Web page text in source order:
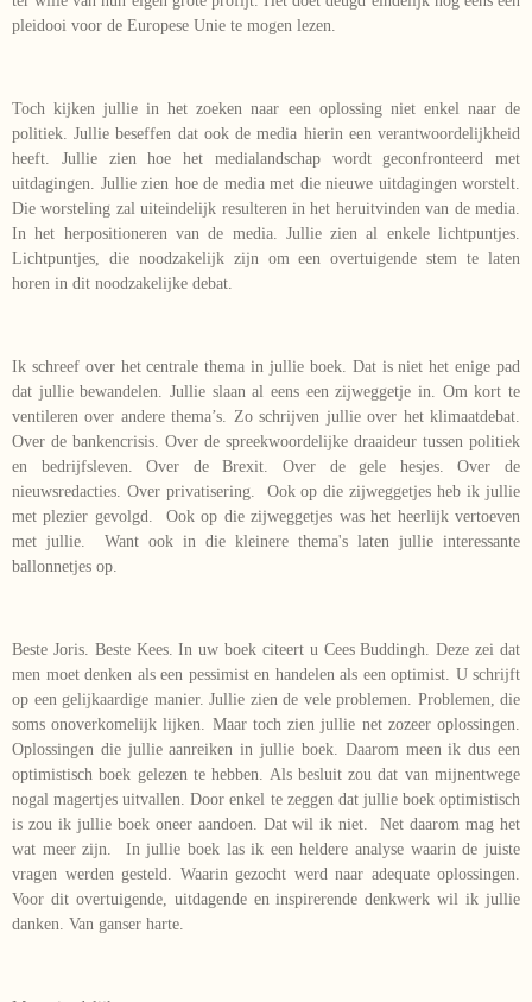
pleidooi voor de Europese Unie te mogen lezen.
Toch kijken jullie in het zoeken naar een oplossing niet enkel naar de
politiek. Jullie beseffen dat ook de media hierin een verantwoordelijkheid
heeft. Jullie zien hoe het medialandschap wordt geconfronteerd met
uitdagingen. Jullie zien hoe de media met die nieuwe uitdagingen worstelt.
Die worsteling zal uiteindelijk resulteren in het heruitvinden van de media.
In het herpositioneren van de media. Jullie zien al enkele lichtpuntjes.
Lichtpuntjes, die noodzakelijk zijn om een overtuigende stem te laten
horen in dit noodzakelijke debat.
Ik schreef over het centrale thema in jullie boek. Dat is niet het enige pad
dat jullie bewandelen. Jullie slaan al eens een zijweggetje in. Om kort te
ventileren over andere thema’s. Zo schrijven jullie over het klimaatdebat.
Over de bankencrisis. Over de spreekwoordelijke draaideur tussen politiek
en bedrijfsleven. Over de Brexit. Over de gele hesjes. Over de
nieuwsredacties. Over privatisering. Ook op die zijweggetjes heb ik jullie
met plezier gevolgd. Ook op die zijweggetjes was het heerlijk vertoeven
met jullie. Want ook in die kleinere thema's laten jullie interessante
ballonnetjes op.
Beste Joris. Beste Kees. In uw boek citeert u Cees Buddingh. Deze zei dat
men moet denken als een pessimist en handelen als een optimist. U schrijft
op een gelijkaardige manier. Jullie zien de vele problemen. Problemen, die
soms onoverkomelijk lijken. Maar toch zien jullie net zozeer oplossingen.
Oplossingen die jullie aanreiken in jullie boek. Daarom meen ik dus een
optimistisch boek gelezen te hebben. Als besluit zou dat van mijnentwege
nogal magertjes uitvallen. Door enkel te zeggen dat jullie boek optimistisch
is zou ik jullie boek oneer aandoen. Dat wil ik niet. Net daarom mag het
wat meer zijn. In jullie boek las ik een heldere analyse waarin de juiste
vragen werden gesteld. Waarin gezocht werd naar adequate oplossingen.
Voor dit overtuigende, uitdagende en inspirerende denkwerk wil ik jullie
danken. Van ganser harte.